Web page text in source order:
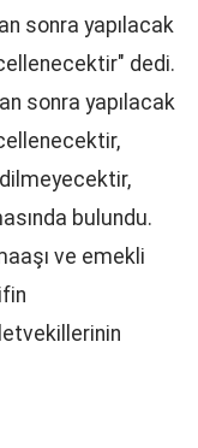
sonra yapılacak
dedi.
sonra yapılacak
bulundu.
ve emekli